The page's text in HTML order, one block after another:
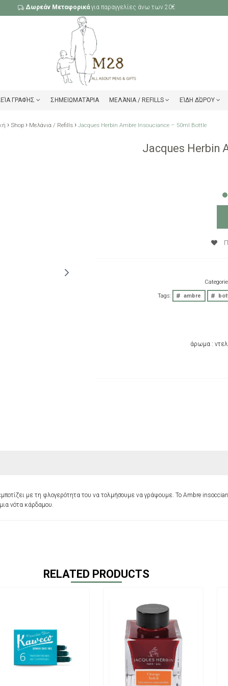
Δωρεάν Μεταφορικάγια παραγγελίες άνω των 20€
ΓΡΑΦΉΣ ΣΗΜΕΙΩΜΑΤΆΡΙΑ ΜΕΛΆΝΙΑ / REFILLS ΕΊΔΗ ΔΏΡΟΥ
› Shop › Μελάνια / Refills › Jacques Herbin Ambre Insouciance – 50ml Bottle
Jacques Herbin
Tags: ambre
άρωμα :
με τη φλογερότητα του να τολμήσουμε να γράψουμε. Το Ambre
νότα κάρδαμου.
RELATED PRODUCTS